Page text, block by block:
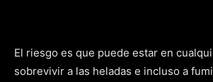
El riesgo es que puede estar en
sobrevivir a las heladas e incluso a